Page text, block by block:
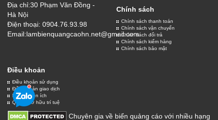
Địa chỉ:30 Phạm Văn Đồng -
Hà Nội
Điện thoại: 0904.76.93.98
Email:lambienquangcaohn.net@gmail.com
Chính sách
Chính sách thanh toán
Chính sách vận chuyển
Chính sách đổi trả
Chính sách kiểm hàng
Chính sách bảo mật
Điều khoản
Điều khoản sử dụng
Điều khoản giao dịch
Dịch vụ tiện ích
Quyền sở hữu trí tuệ
Chuyên gia về biển quảng cáo với nhiều hạng